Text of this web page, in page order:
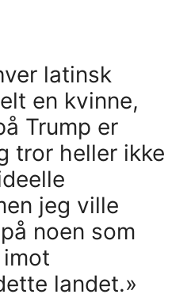
latinsk
en kvinne,
Trump er
tror heller ikke
jeg ville
noen som
landet.»